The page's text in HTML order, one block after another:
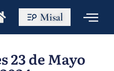
Misal
23 de Mayo